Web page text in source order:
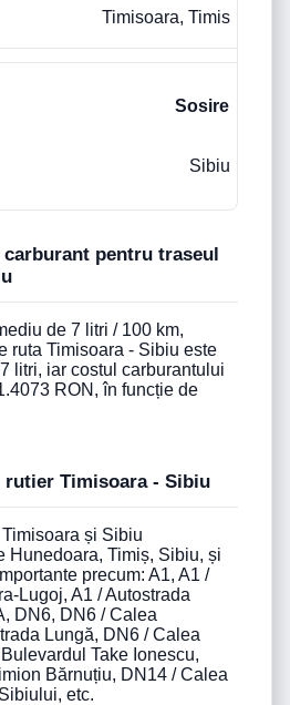
Timisoara, Timis
Sosire
Sibiu
pentru traseul
de 7 litri / 100 km,
ruta Timisoara - Sibiu este
litri, iar costul carburantului
RON, în funcție de
rutier Timisoara - Sibiu
și Sibiu
Hunedoara, Timiș, Sibiu, și
precum: A1, A1 /
Lugoj, A1 / Autostrada
DN6, DN6 / Calea
Lungă, DN6 / Calea
Take Ionescu,
Bărnuțiu, DN14 / Calea
etc.